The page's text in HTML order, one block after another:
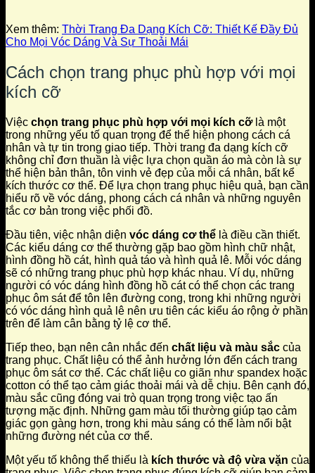
Xem thêm: Thời Trang Đa Dạng Kích Cỡ: Thiết Kế Đầy Đủ
Cho Mọi Vóc Dáng Và Sự Thoải Mái
Cách chọn trang phục phù hợp với mọi
kích cỡ
Việc chọn trang phục phù hợp với mọi kích cỡlà một
trong những yếu tố quan trọng để thể hiện phong cách cá
nhân và tự tin trong giao tiếp. Thời trang đa dạng kích cỡ
không chỉ đơn thuần là việc lựa chọn quần áo mà còn là sự
thể hiện bản thân, tôn vinh vẻ đẹp của mỗi cá nhân, bất kể
kích thước cơ thể. Để lựa chọn trang phục hiệu quả, bạn cần
hiểu rõ về vóc dáng, phong cách cá nhân và những nguyên
tắc cơ bản trong việc phối đồ.
Đầu tiên, việc nhận diện vóc dáng cơ thể là điều cần thiết.
Các kiểu dáng cơ thể thường gặp bao gồm hình chữ nhật,
hình đồng hồ cát, hình quả táo và hình quả lê. Mỗi vóc dáng
sẽ có những trang phục phù hợp khác nhau. Ví dụ, những
người có vóc dáng hình đồng hồ cát có thể chọn các trang
phục ôm sát để tôn lên đường cong, trong khi những người
có vóc dáng hình quả lê nên ưu tiên các kiểu áo rộng ở phần
trên để làm cân bằng tỷ lệ cơ thể.
Tiếp theo, bạn nên cân nhắc đến chất liệu và màu sắc của
trang phục. Chất liệu có thể ảnh hưởng lớn đến cách trang
phục ôm sát cơ thể. Các chất liệu co giãn như spandex hoặc
cotton có thể tạo cảm giác thoải mái và dễ chịu. Bên cạnh đó,
màu sắc cũng đóng vai trò quan trọng trong việc tạo ấn
tượng mặc định. Những gam màu tối thường giúp tạo cảm
giác gọn gàng hơn, trong khi màu sáng có thể làm nổi bật
những đường nét của cơ thể.
Một yếu tố không thể thiếu là kích thước và độ vừa vặn của